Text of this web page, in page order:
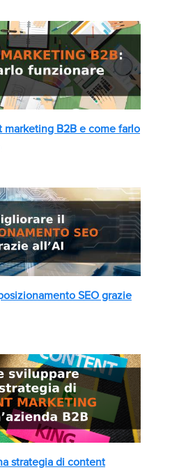
B2B e come farlo
SEO grazie
strategia di content